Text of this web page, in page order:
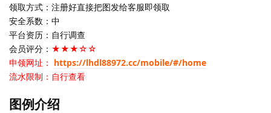
领取方式：注册好直接把图发给客服即领取
安全系数：中
平台资历：自行调查
会员评分： ★★★☆☆
申领网址： https://lhdl88972.cc/mobile/#/home
流水限制：自行查看
图例介绍